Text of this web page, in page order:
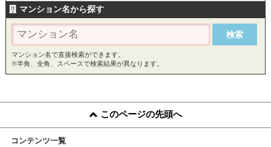
マンション名から探す
マンション名で直接検索ができます。
※半角、全角、スペースで検索結果が異なります。
このページの先頭へ
コンテンツ一覧